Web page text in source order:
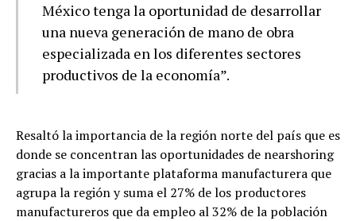
México tenga la oportunidad de desarrollar
una nueva generación de mano de obra
especializada en los diferentes sectores
productivos de la economía”.
Resaltó la importancia de la región norte del país que es
donde se concentran las oportunidades de nearshoring
gracias a la importante plataforma manufacturera que
agrupa la región y suma el 27% de los productores
manufactureros que da empleo al 32% de la población